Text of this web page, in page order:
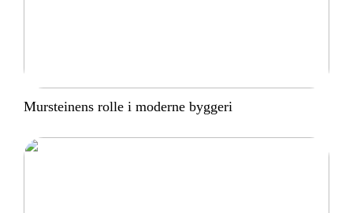
Mursteinens rolle i moderne byggeri